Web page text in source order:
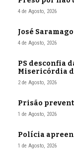
4 de Agosto, 2026
José
4 de Agosto, 2026
PS desconfia
Misericórdia
2 de Agosto, 2026
Prisão
1 de Agosto, 2026
Polícia
1 de Agosto, 2026